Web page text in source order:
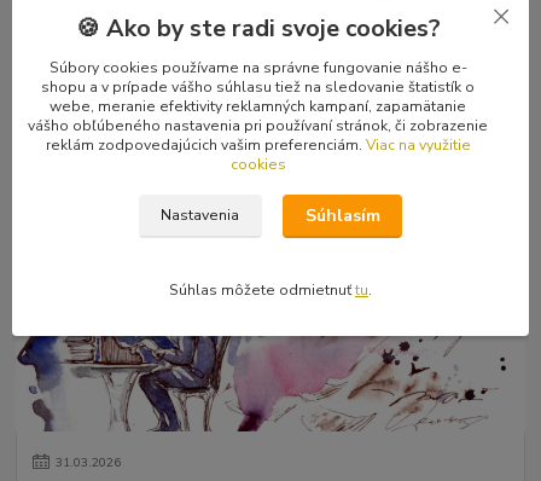
29.04 .2026
Kvalitné CD a kazetové škatuľky, DVD boxy
Zberatelia sú zaťažení na kvalitné škatuľky, nik nechce mať svoju
obľúbenú muziku v doškriabanom či popraskanom obale. Chápem
čítať celé
31.03.2026
🍪 Ako by ste radi svoje cookies?
Súbory cookies používame na správne fungovanie nášho e-
shopu a v prípade vášho súhlasu tiež na sledovanie štatistík o
webe, meranie efektivity reklamných kampaní, zapamätanie
vášho obľúbeného nastavenia pri používaní stránok, či zobrazenie
reklám zodpovedajúcich vašim preferenciám. Viac na využitie
cookies
Nastavenia Súhlasím
Súhlas môžete odmietnuťtu.